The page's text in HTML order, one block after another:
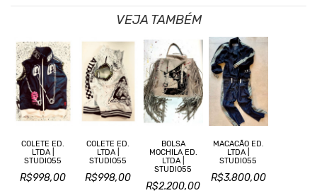
VEJA TAMBÉM
COLETE ED.
LTDA |
STUDIO55
R$998,00
COLETE ED.
LTDA |
STUDIO55
R$998,00
BOLSA
MOCHILA ED.
LTDA |
STUDIO55
R$2.200,00
MACACÃO ED.
LTDA |
STUDIO55
R$3.800,00